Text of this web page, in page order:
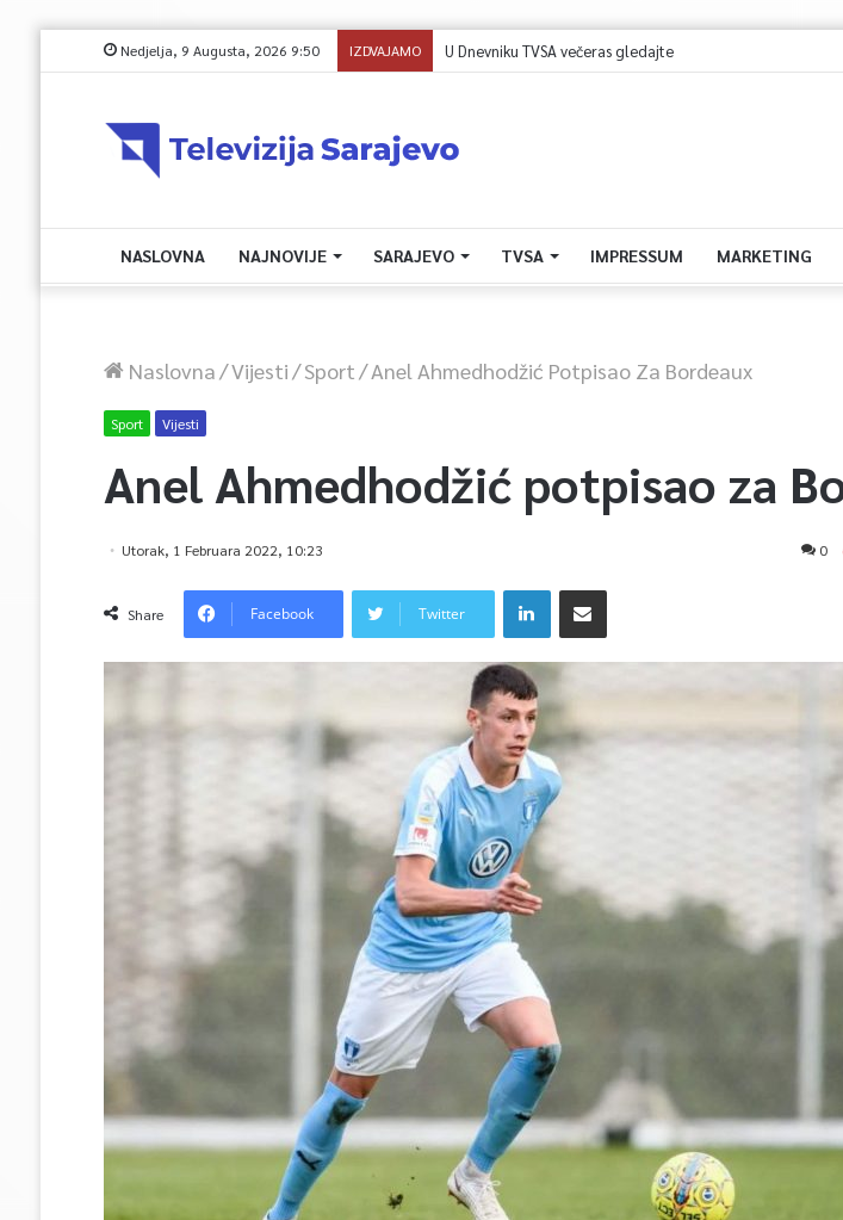
Nedjelja, 9 Augusta, 2026 9:50 IZDVAJAMO U Dnevniku TVSA večeras gledajte
NASLOVNA NAJNOVIJE SARAJEVO TVSA IMPRESSUM MARKETING
Naslovna/Vijesti/Sport/Anel Ahmedhodžić Potpisao Za Bordeaux
Sport Vijesti
Anel Ahmedhodžić potpisao za
Utorak, 1 Februara 2022, 10:23 0
Share Facebook Twitter